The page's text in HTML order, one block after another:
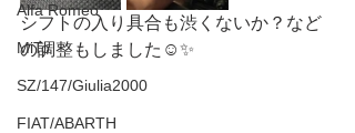
Alfa Romeo
MiTo
SZ/147/Giulia2000
FIAT/ABARTH
シフトの入り具合も渋くないか？など
の調整もしました☺️✨